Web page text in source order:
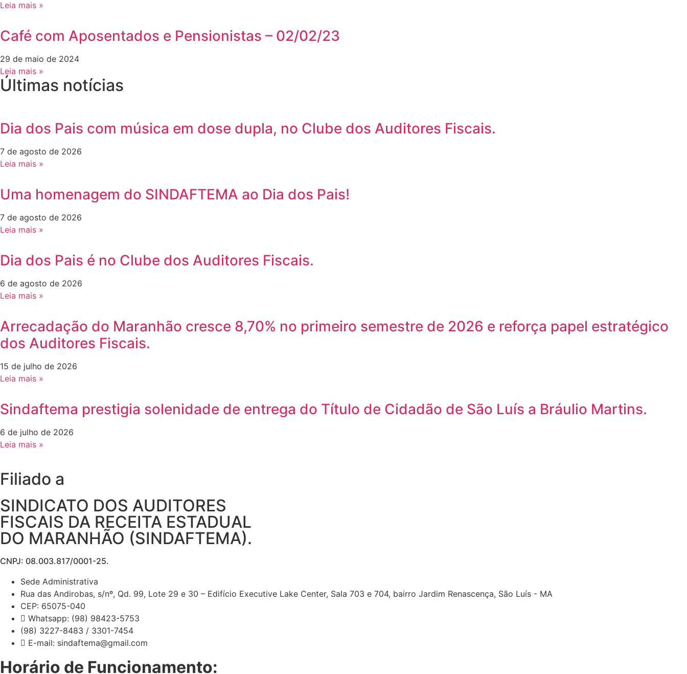
Leia mais »
Café com Aposentados e Pensionistas – 02/02/23
29 de maio de 2024
Leia mais »
Últimas notícias
Dia dos Pais com música em dose dupla, no Clube dos Auditores Fiscais.
7 de agosto de 2026
Leia mais »
Uma homenagem do SINDAFTEMA ao Dia dos Pais!
7 de agosto de 2026
Leia mais »
Dia dos Pais é no Clube dos Auditores Fiscais.
6 de agosto de 2026
Leia mais »
Arrecadação do Maranhão cresce 8,70% no primeiro semestre de 2026 e reforça papel estratégico
dos Auditores Fiscais.
15 de julho de 2026
Leia mais »
Sindaftema prestigia solenidade de entrega do Título de Cidadão de São Luís a Bráulio Martins.
6 de julho de 2026
Leia mais »
Filiado a
SINDICATO DOS AUDITORES
FISCAIS DA RECEITA ESTADUAL
DO MARANHÃO (SINDAFTEMA).
CNPJ: 08.003.817/0001-25.
Sede Administrativa
Rua das Andirobas, s/nº, Qd. 99, Lote 29 e 30 – Edifício Executive Lake Center, Sala 703 e 704, bairro Jardim Renascença, São Luís - MA
CEP: 65075-040
Whatsapp: (98) 98423-5753
(98) 3227-8483 / 3301-7454
E-mail: sindaftema@gmail.com
Horário de Funcionamento: